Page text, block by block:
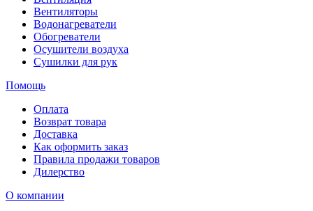
Вентиляторы
Водонагреватели
Обогреватели
Осушители воздуха
Сушилки для рук
Помощь
Оплата
Возврат товара
Доставка
Как оформить заказ
Правила продажи товаров
Дилерство
О компании